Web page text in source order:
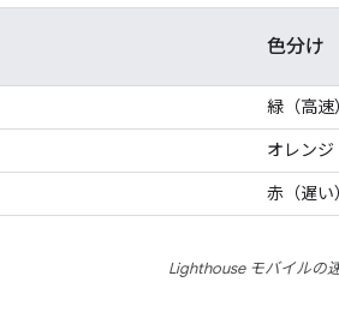
色分け
緑（高速）
オレンジ
赤（遅い）
Lighthouse モバイルの